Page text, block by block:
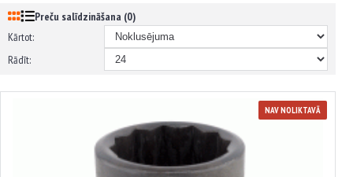
Preču salīdzināšana (0)
Kārtot:
Rādīt:
NAV NOLIKTAVĀ